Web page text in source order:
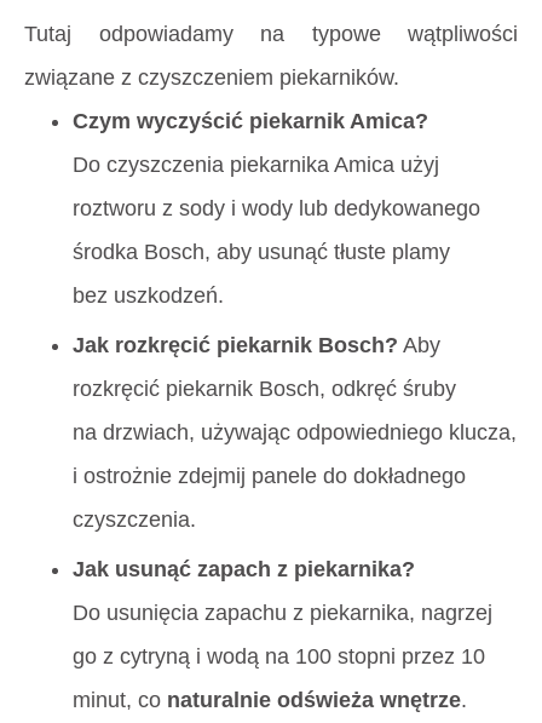
Tutaj odpowiadamy na typowe wątpliwości
związane z czyszczeniem piekarników.
Czym wyczyścić piekarnik Amica?
Do czyszczenia piekarnika Amica użyj
roztworu z sody i wody lub dedykowanego
środka Bosch, aby usunąć tłuste plamy
bez uszkodzeń.
Jak rozkręcić piekarnik Bosch? Aby
rozkręcić piekarnik Bosch, odkręć śruby
na drzwiach, używając odpowiedniego klucza,
i ostrożnie zdejmij panele do dokładnego
czyszczenia.
Jak usunąć zapach z piekarnika?
Do usunięcia zapachu z piekarnika, nagrzej
go z cytryną i wodą na 100 stopni przez 10
minut, co naturalnie odświeża wnętrze.